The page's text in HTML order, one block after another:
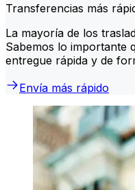
Transferencias más
La mayoría de los
Sabemos lo importante
entregue rápida y de
Envía más rápido